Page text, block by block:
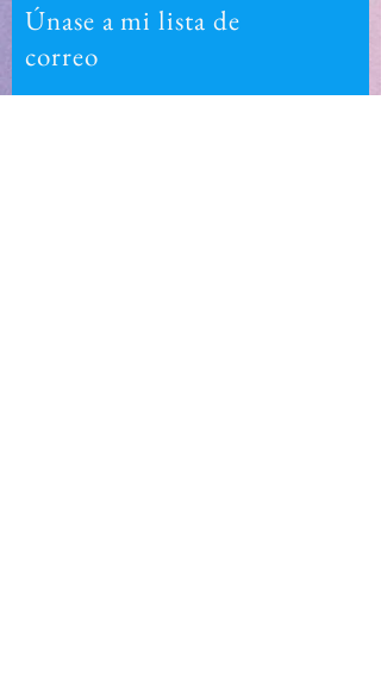
Únase a mi lista de
correo